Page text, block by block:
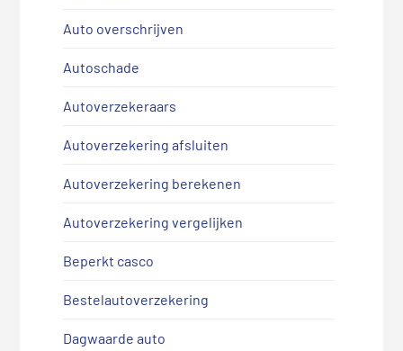
Auto overschrijven
Autoschade
Autoverzekeraars
Autoverzekering afsluiten
Autoverzekering berekenen
Autoverzekering vergelijken
Beperkt casco
Bestelautoverzekering
Dagwaarde auto